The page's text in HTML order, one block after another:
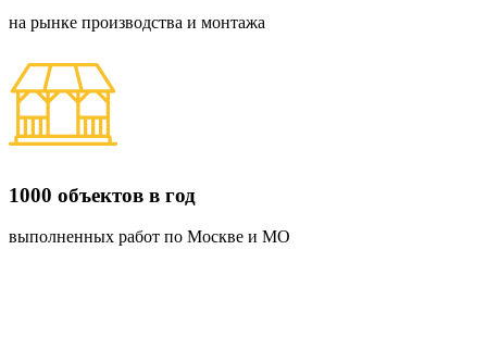
на рынке производства и монтажа
1000 объектов в год
выполненных работ по Москве и МО